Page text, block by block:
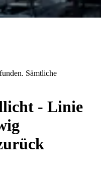
Sämtliche
- Linie